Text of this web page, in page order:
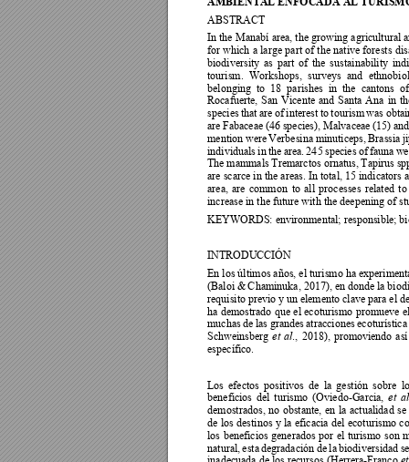
ABSTRACT
In the Manabí area, the growing agricultural
for which a large part of the native forests
biodiversity as part of the sustainability
tourism. Workshops, surveys and
belonging  to  18  parishes  in the  cantons
Rocafuerte, San Vicente and Santa Ana in
species that are of interest to tourism was
are Fabaceae (46 species), Malvaceae (15)
mention were Verbesina minuticeps, Brassia
individuals in the area. 245 species of fauna
The mammals Tremarctos ornatus, Tapirus
are scarce in the areas. In total, 15 indicators
area, are common to all processes related to
increase in the future with the deepening of
KEYWORDS: environmental; responsible;
INTRODUCCIÓN
En los últimos años, el turismo ha
(Baloi & Chaminuka, 2017), en donde la
requisito previo y un elemento clave para el
ha demostrado que el ecoturismo promueve
muchas de las grandes atracciones ecoturística
Schweinsberg et al., 2018), promoviendo
específico.
Los efectos positivos de la gestión sobre
beneficios del turismo (Oviedo-Garcia, et al
demostrados, no obstante, en la actualidad se
de los destinos y la eficacia del ecoturismo
los beneficios generados por el turismo son
natural, esta degradación de la biodiversidad